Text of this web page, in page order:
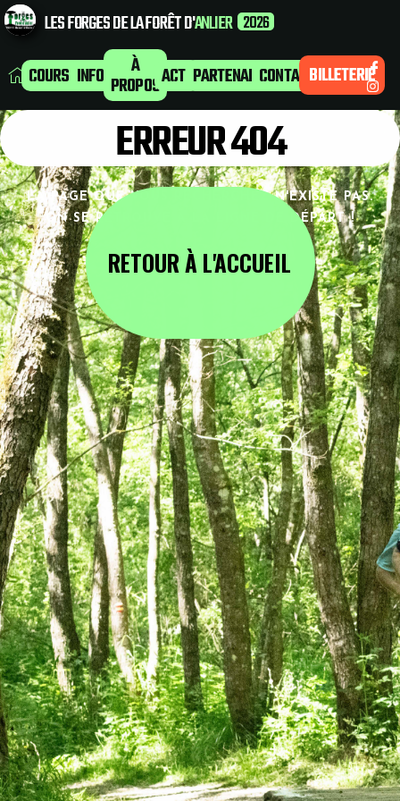
LES FORGES DE LA FORÊT D'ANLIER 2026
COURSESINFOS À
PROPOSACTUPARTENAIRESCONTACTBILLETERIE
ERREUR 404
LA PAGE QUE VOUS RECHERCHEZ N'EXISTE PAS.
ON SE RETROUVE À LA LIGNE DE DÉPART !
RETOUR À L'ACCUEIL